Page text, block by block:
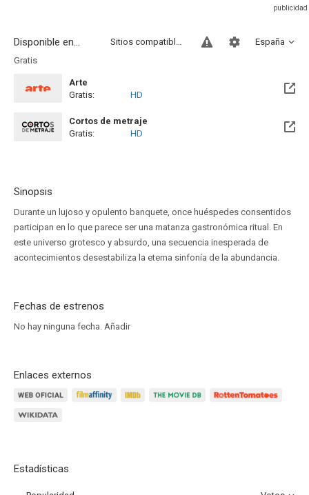
Disponible en... España
Sitios compatibles
Gratis
Arte
Disponible hasta el Mar, 25 Ago 2026 (Quedan 15 días)
Gratis: HD
Cortos de metraje
Gratis:
HD
Sinopsis
Durante un lujoso y opulento banquete, once huéspedes consentidos
participan en lo que parece ser una matanza gastronómica ritual. En
este universo grotesco y absurdo, una secuencia inesperada de
acontecimientos desestabiliza la eterna sinfonía de la abundancia.
Fechas de estrenos
No hay ninguna fecha. Añadir
Enlaces externos
Estadísticas